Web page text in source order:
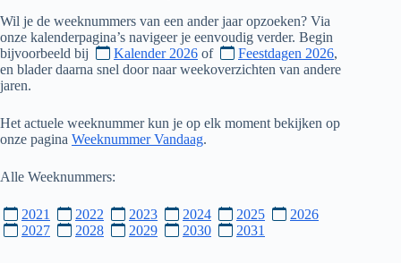
Wil je de weeknummers van een ander jaar opzoeken? Via
onze kalenderpagina’s navigeer je eenvoudig verder. Begin
bijvoorbeeld bij
Kalender 2026 of Feestdagen 2026,
en blader daarna snel door naar weekoverzichten van andere
jaren.
Het actuele weeknummer kun je op elk moment bekijken op
onze pagina Weeknummer Vandaag.
Alle Weeknummers:
2021 2022 2023 2024 2025
2026
2027
2028 2029 2030 2031